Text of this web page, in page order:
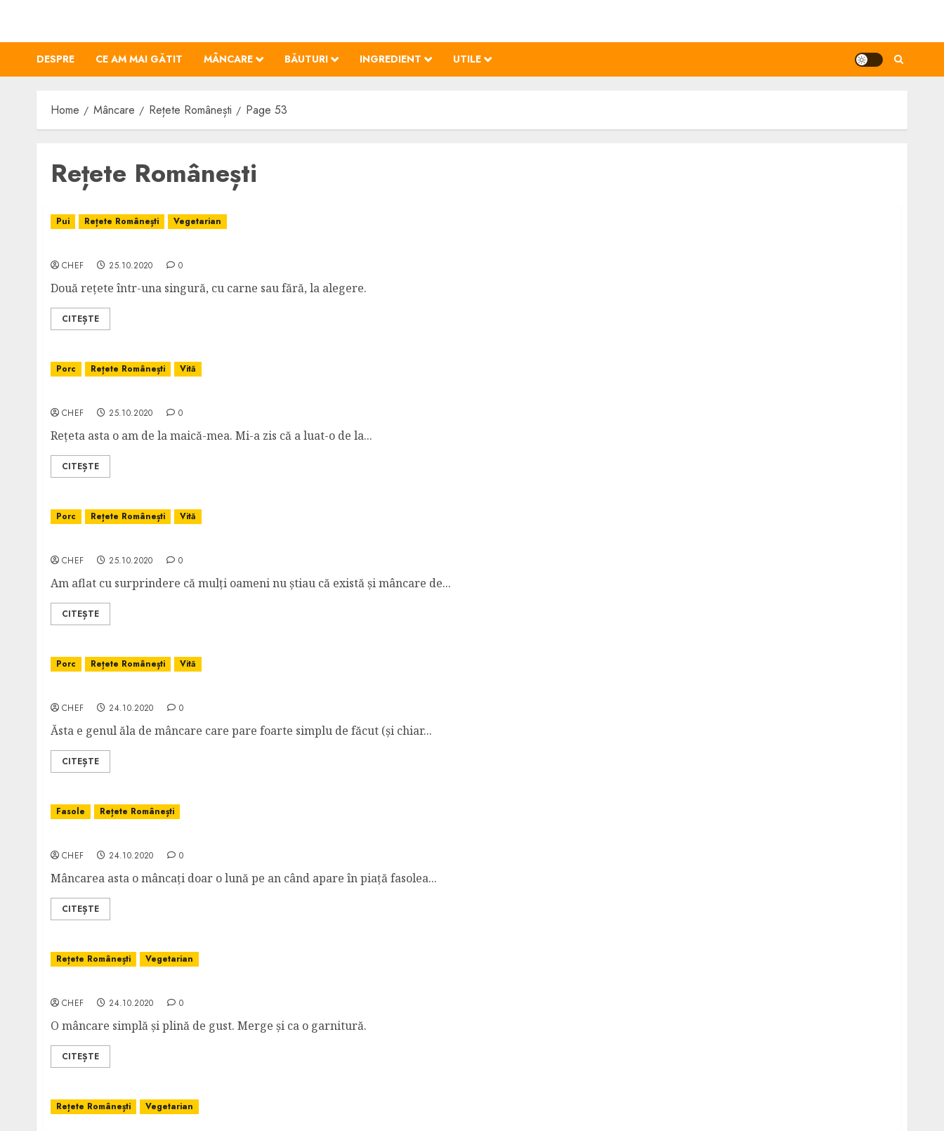
content
DESPRE CE AM MAI GĂTIT MÂNCARE BĂUTURI INGREDIENT UTILE
Home Mâncare Rețete Românești Page 53
Rețete Românești
Pui Rețete Românești Vegetarian
CHEF 25.10.2020 0
Două rețete într-una singură, cu carne sau fără, la alegere.
CITEȘTE
Porc Rețete Românești Vită
CHEF 25.10.2020 0
Rețeta asta o am de la maică-mea. Mi-a zis că a luat-o de la...
CITEȘTE
Porc Rețete Românești Vită
CHEF 25.10.2020 0
Am aflat cu surprindere că mulți oameni nu știau că există și mâncare de...
CITEȘTE
Porc Rețete Românești Vită
CHEF 24.10.2020 0
Ăsta e genul ăla de mâncare care pare foarte simplu de făcut (și chiar...
CITEȘTE
Fasole Rețete Românești
CHEF 24.10.2020 0
Mâncarea asta o mâncați doar o lună pe an când apare în piață fasolea...
CITEȘTE
Rețete Românești Vegetarian
CHEF 24.10.2020 0
O mâncare simplă și plină de gust. Merge și ca o garnitură.
CITEȘTE
Rețete Românești Vegetarian